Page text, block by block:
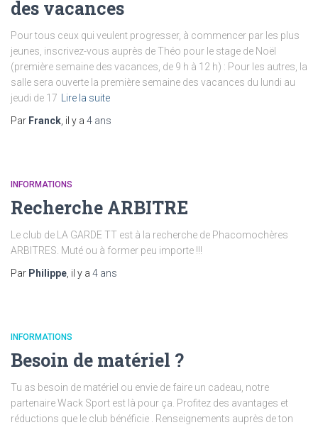
des vacances
Pour tous ceux qui veulent progresser, à commencer par les plus
jeunes, inscrivez-vous auprès de Théo pour le stage de Noël
(première semaine des vacances, de 9 h à 12 h) : Pour les autres, la
salle sera ouverte la première semaine des vacances du lundi au
jeudi de 17
Lire la suite
Par Franck , il y a 4 ans
INFORMATIONS
Recherche ARBITRE
Le club de LA GARDE TT est à la recherche de Phacomochères
ARBITRES. Muté ou à former peu importe !!!
Par Philippe , il y a 4 ans
INFORMATIONS
Besoin de matériel ?
Tu as besoin de matériel ou envie de faire un cadeau, notre
partenaire Wack Sport est là pour ça. Profitez des avantages et
réductions que le club bénéficie . Renseignements auprès de ton